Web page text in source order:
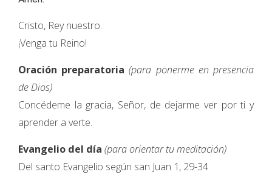
Cristo, Rey nuestro.
¡Venga tu Reino!
Oración preparatoria (para ponerme en presencia
de Dios)
Concédeme la gracia, Señor, de dejarme ver por ti y
aprender a verte.
Evangelio del día (para orientar tu meditación)
Del santo Evangelio según san Juan 1, 29-34